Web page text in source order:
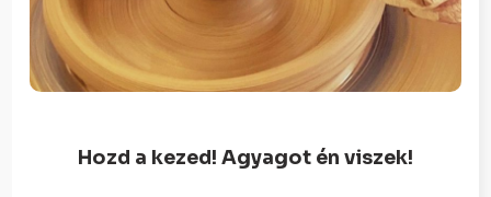
Hozd a kezed! Agyagot én viszek!